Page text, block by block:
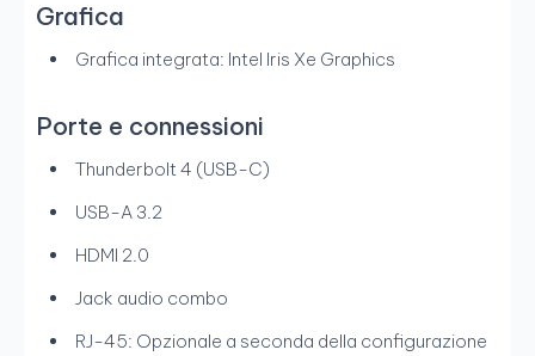
Grafica
Grafica integrata: Intel Iris Xe Graphics
Porte e connessioni
Thunderbolt 4 (USB-C)
USB-A 3.2
HDMI 2.0
Jack audio combo
RJ-45: Opzionale a seconda della configurazione